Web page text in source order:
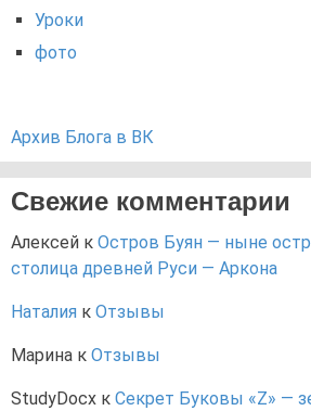
Уроки
фото
Архив Блога в ВК
Свежие комментарии
Алексей к Остров Буян — ныне
столица древней Руси — Аркона
Наталия к Отзывы
Марина к Отзывы
StudyDocx к Секрет Буковы «Z» —